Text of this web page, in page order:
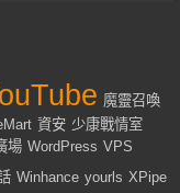
魔靈召喚
資安 少康戰情室
場 WordPress VPS
Winhance yourls XPipe